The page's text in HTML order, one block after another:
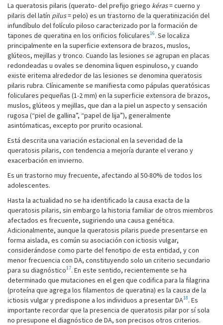
La queratosis pilaris (querato- del prefijo griego kéras= cuerno y
pilaris del latín pilus= pelo) es un trastorno de la queratinización del
infundíbulo del folículo piloso caracterizado por la formación de
tapones de queratina en los orificios foliculares16. Se localiza
principalmente en la superficie extensora de brazos, muslos,
glúteos, mejillas y tronco. Cuando las lesiones se agrupan en placas
redondeadas u ovales se denomina liquen espinuloso, y cuando
existe eritema alrededor de las lesiones se denomina queratosis
pilaris rubra. Clínicamente se manifiesta como pápulas queratósicas
foliculares pequeñas (1-2 mm) en la superficie extensora de brazos,
muslos, glúteos y mejillas, que dan a la piel un aspecto y sensación
rugosa (“piel de gallina”, “papel de lija”), generalmente
asintómaticas, excepto por prurito ocasional.
Está descrita una variación estacional en la severidad de la
queratosis pilaris, con tendencia a mejoría durante el verano y
exacerbación en invierno.
Es un trastorno muy frecuente, afectando al 50-80% de todos los
adolescentes.
Hasta la actualidad no se ha identificado la causa exacta de la
queratosis pilaris, sin embargo la historia familiar de otros miembros
afectados es frecuente, sugiriendo una causa genética.
Adicionalmente, aunque la queratosis pilaris puede presentarse en
forma aislada, es común su asociación con ictiosis vulgar,
considerándose como parte del fenotipo de esta entidad, y con
menor frecuencia con DA, constituyendo solo un criterio secundario
para su diagnóstico17. En este sentido, recientemente se ha
determinado que mutaciones en el gen que codifica para la filagrina
(proteína que agrega los filamentos de queratina) es la causa de la
ictiosis vulgar y predispone a los individuos a presentar DA18. Es
importante recordar que la presencia de queratosis pilar por sí sola
no presupone el diagnóstico de DA, son precisos otros criterios.